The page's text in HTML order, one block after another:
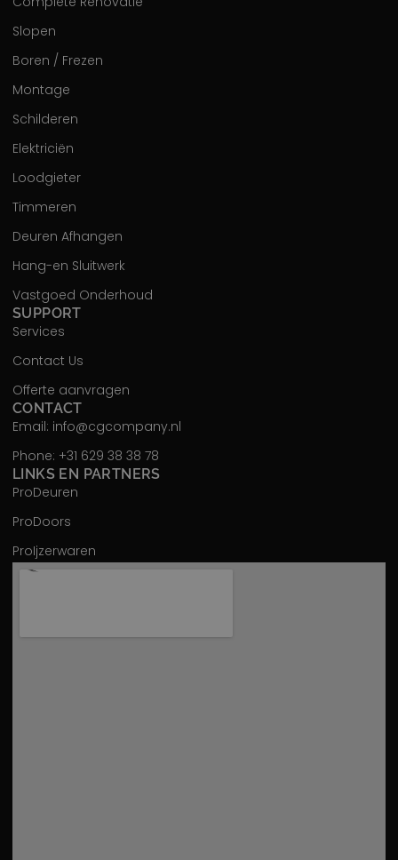
Slopen
Boren / Frezen
Montage
Schilderen
Elektriciën
Loodgieter
Timmeren
Deuren Afhangen
Hang-en Sluitwerk
Vastgoed Onderhoud
SUPPORT
Services
Contact Us
Offerte aanvragen
CONTACT
Email: info@cgcompany.nl
Phone: +31 629 38 38 78
LINKS EN PARTNERS
ProDeuren
ProDoors
ProIjzerwaren